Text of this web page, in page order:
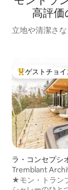
高⁠評⁠
立地や清潔さ
大好評のゲスト
ゲストチョイ
ラ・コンセプシ
レー
Tremblant
ーハウス、スパ
★モン・トラン